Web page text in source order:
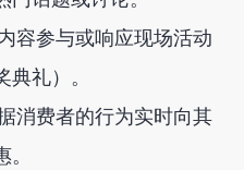
容参与或响应现场活动
典礼）。
消费者的行为实时向其